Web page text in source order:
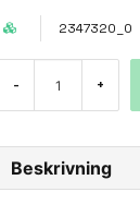
2347320_0
- +
Beskrivning